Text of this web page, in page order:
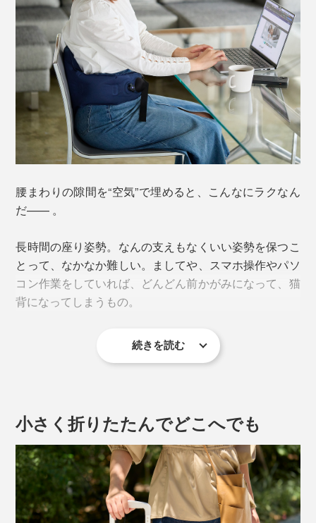
空気で膨らませるエアクッション式ですが、一般的な浮
き輪やネックピローのように口で膨らませる必要もあり
ません。
なんとポンプ部分を指でシュポシュポ押せば膨らみ、バ
ルブを押すと空気が抜けるという特許構造「3Dポンプ&
リリースシステム」を採用。
1. 本品を腰に装着
腰まわりの隙間を“空気”で埋めると、こんなにラクなん
だ—— 。
長時間の座り姿勢。なんの支えもなくいい姿勢を保つこ
とって、なかなか難しい。ましてや、スマホ操作やパソ
コン作業をしていれば、どんどん前かがみになって、猫
背になってしまうもの。
「腰エアクッション」は、背骨のカーブにフィットして
続きを読む
小さく折りたたんでどこへでも